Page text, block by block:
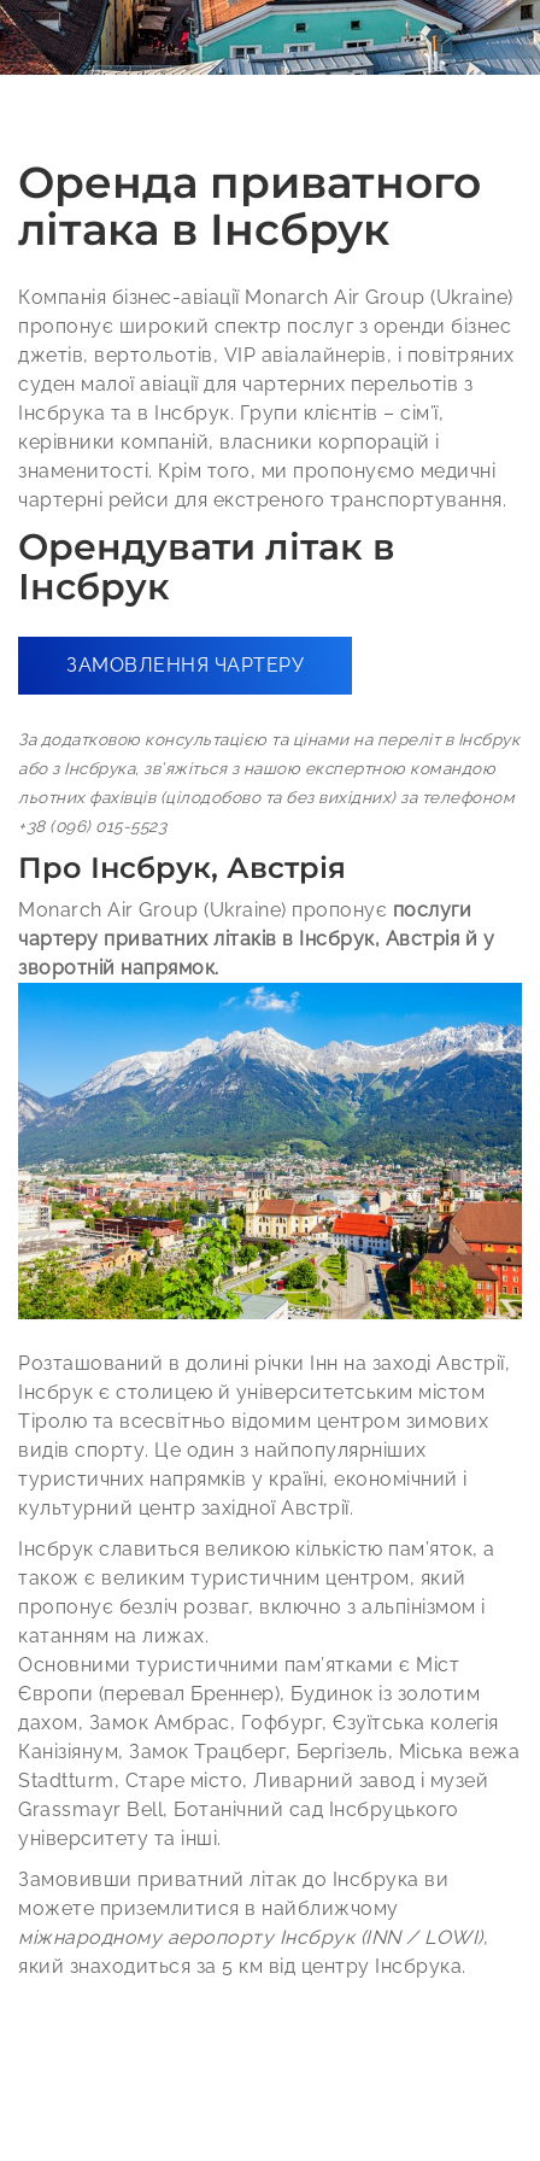
Оренда приватного
літака в Інсбрук
Компанія бізнес-авіації Monarch Air Group (Ukraine)
пропонує широкий спектр послуг з оренди бізнес
джетів, вертольотів, VIP авіалайнерів, і повітряних
суден малої авіації для чартерних перельотів з
Інсбрука та в Інсбрук. Групи клієнтів – сім’ї,
керівники компаній, власники корпорацій і
знаменитості. Крім того, ми пропонуємо медичні
чартерні рейси для екстреного транспортування.
Орендувати літак в
Інсбрук
ЗАМОВЛЕННЯ ЧАРТЕРУ
За додатковою консультацією та цінами на переліт в Інсбрук
або з Інсбрука, зв’яжіться з нашою експертною командою
льотних фахівців (цілодобово та без вихідних) за телефоном
+38 (096) 015-5523
Про Інсбрук, Австрія
Monarch Air Group (Ukraine) пропонує послуги
чартеру приватних літаків в Інсбрук, Австрія й у
зворотній напрямок.
Розташований в долині річки Інн на заході Австрії,
Інсбрук є столицею й університетським містом
Тіролю та всесвітньо відомим центром зимових
видів спорту. Це один з найпопулярніших
туристичних напрямків у країні, економічний і
культурний центр західної Австрії.
Інсбрук славиться великою кількістю пам’яток, а
також є великим туристичним центром, який
пропонує безліч розваг, включно з альпінізмом і
катанням на лижах.
Основними туристичними пам’ятками є Міст
Європи (перевал Бреннер), Будинок із золотим
дахом, Замок Амбрас, Гофбург, Єзуїтська колегія
Канізіянум, Замок Трацберг, Бергізель, Міська вежа
Stadtturm, Старе місто, Ливарний завод і музей
Grassmayr Bell, Ботанічний сад Інсбруцького
університету та інші.
Замовивши приватний літак до Інсбрука ви
можете приземлитися в найближчому
міжнародному аеропорту Інсбрук (INN / LOWI),
який знаходиться за 5 км від центру Інсбрука.